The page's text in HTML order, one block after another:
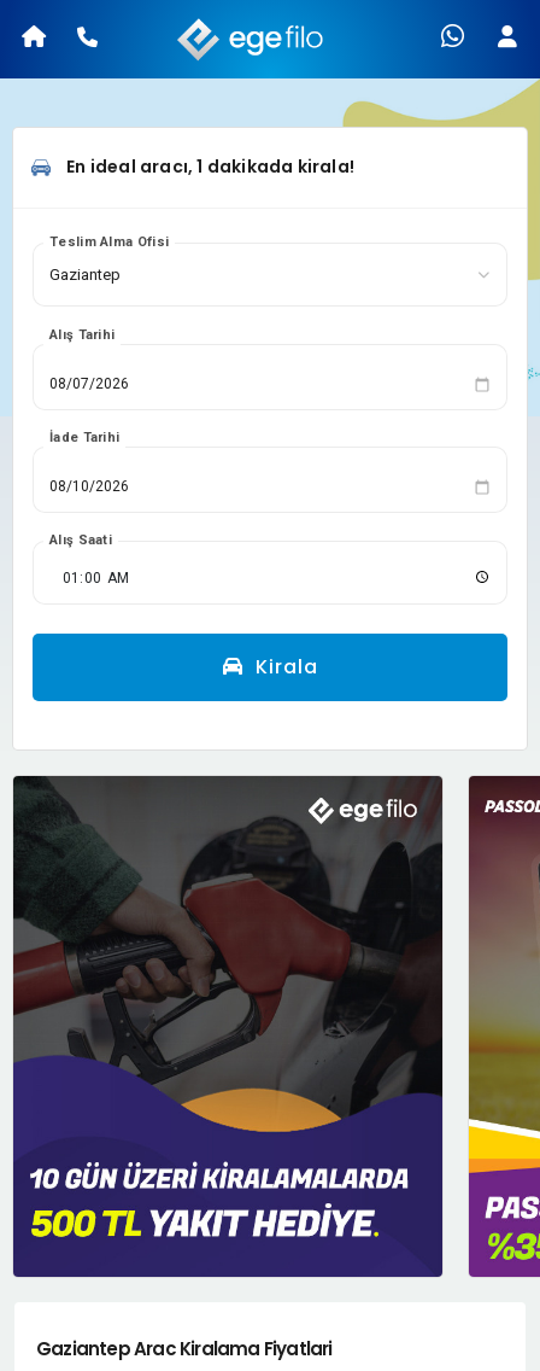
En ideal aracı, 1 dakikada kirala!
Teslim Alma Ofisi
Alış Tarihi
İade Tarihi
Alış Saati
Kirala
Gaziantep Arac Kiralama Fiyatlari